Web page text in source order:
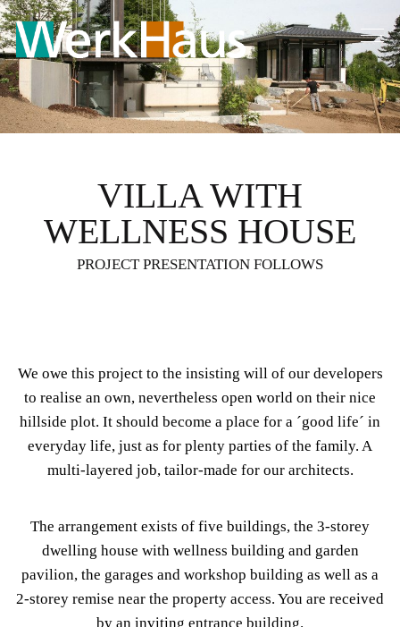
VILLA WITH
WELLNESS HOUSE
PROJECT PRESENTATION FOLLOWS
We owe this project to the insisting will of our developers
to realise an own, nevertheless open world on their nice
hillside plot. It should become a place for a ´good life´ in
everyday life, just as for plenty parties of the family. A
multi-layered job, tailor-made for our architects.
The arrangement exists of five buildings, the 3-storey
dwelling house with wellness building and garden
pavilion, the garages and workshop building as well as a
2-storey remise near the property access. You are received
by an inviting entrance building.